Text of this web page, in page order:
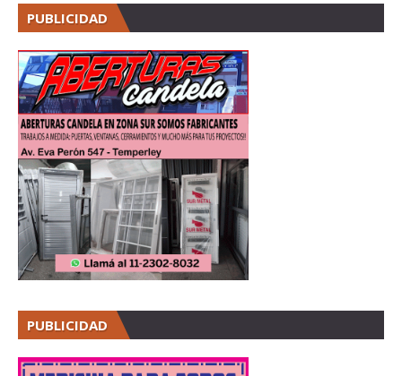
PUBLICIDAD
PUBLICIDAD